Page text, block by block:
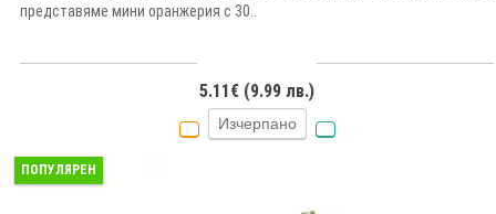
представяме мини оранжерия с 30..
5.11€ (9.99 лв.)
Изчерпано
ПОПУЛЯРЕН